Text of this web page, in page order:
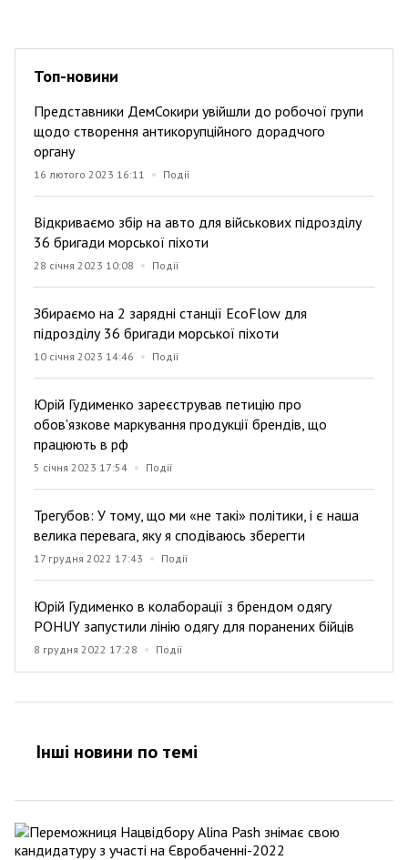
Топ-новини
Представники ДемСокири увійшли до робочої групи
щодо створення антикорупційного дорадчого
органу
16 лютого 2023 16:11 Події
Відкриваємо збір на авто для військових підрозділу
36 бригади морської піхоти
28 січня 2023 10:08 Події
Збираємо на 2 зарядні станції EcoFlow для
підрозділу 36 бригади морської піхоти
10 січня 2023 14:46 Події
Юрій Гудименко зареєстрував петицію про
обов'язкове маркування продукції брендів, що
працюють в рф
5 січня 2023 17:54 Події
Трегубов: У тому, що ми «не такі» політики, і є наша
велика перевага, яку я сподіваюсь зберегти
17 грудня 2022 17:43 Події
Юрій Гудименко в колаборації з брендом одягу
POHUY запустили лінію одягу для поранених бійців
8 грудня 2022 17:28 Події
Інші новини по темi